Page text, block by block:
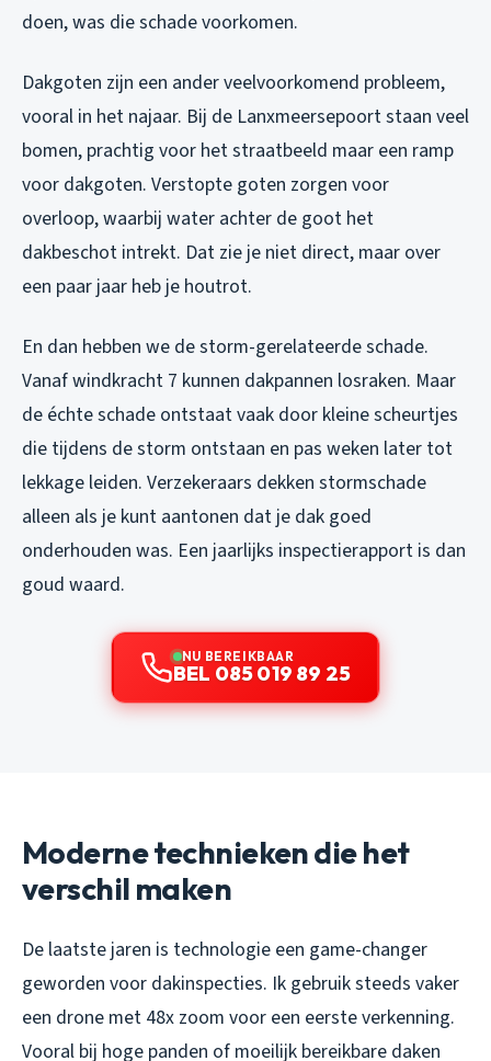
doen, was die schade voorkomen.
Dakgoten zijn een ander veelvoorkomend probleem,
vooral in het najaar. Bij de Lanxmeersepoort staan veel
bomen, prachtig voor het straatbeeld maar een ramp
voor dakgoten. Verstopte goten zorgen voor
overloop, waarbij water achter de goot het
dakbeschot intrekt. Dat zie je niet direct, maar over
een paar jaar heb je houtrot.
En dan hebben we de storm-gerelateerde schade.
Vanaf windkracht 7 kunnen dakpannen losraken. Maar
de échte schade ontstaat vaak door kleine scheurtjes
die tijdens de storm ontstaan en pas weken later tot
lekkage leiden. Verzekeraars dekken stormschade
alleen als je kunt aantonen dat je dak goed
onderhouden was. Een jaarlijks inspectierapport is dan
goud waard.
NU BEREIKBAAR
BEL 085 019 89 25
Moderne technieken die het
verschil maken
De laatste jaren is technologie een game-changer
geworden voor dakinspecties. Ik gebruik steeds vaker
een drone met 48x zoom voor een eerste verkenning.
Vooral bij hoge panden of moeilijk bereikbare daken